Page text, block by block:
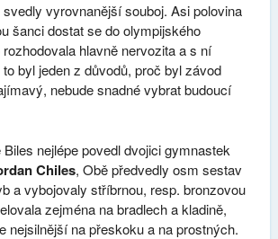
vyrovnanější souboj. Asi polovina
šanci dostat se do olympijského
hlavně nervozita a s ní
byl jeden z důvodů, proč byl závod
nebude snadné vybrat budoucí
nejlépe povedl dvojici gymnastek
Chiles, Obě předvedly osm sestav
a vybojovaly stříbrnou, resp. bronzovou
zejména na bradlech a kladině,
nejsilnější na přeskoku a na prostných.